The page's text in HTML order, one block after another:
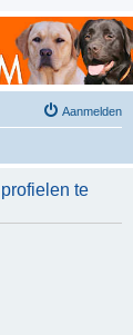
Aanmelden
te